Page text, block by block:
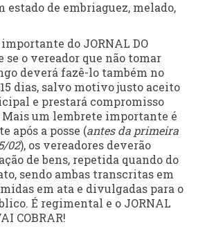
estado de embriaguez, melado,
do JORNAL DO
se o vereador que não tomar
deverá fazê-lo também no
dias, salvo motivo justo aceito
e prestará compromisso
um lembrete importante é
após a posse (antes da primeira
02), os vereadores deverão
de bens, repetida quando do
sendo ambas transcritas em
em ata e divulgadas para o
É regimental e o JORNAL
COBRAR!